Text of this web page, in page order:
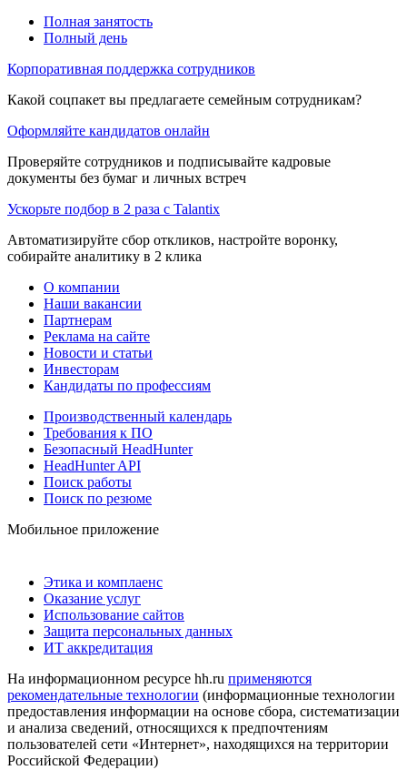
Полная занятость
Полный день
Корпоративная поддержка сотрудников
Какой соцпакет вы предлагаете семейным сотрудникам?
Оформляйте кандидатов онлайн
Проверяйте сотрудников и подписывайте кадровые
документы без бумаг и личных встреч
Ускорьте подбор в 2 раза с Talantix
Автоматизируйте сбор откликов, настройте воронку,
собирайте аналитику в 2 клика
О компании
Наши вакансии
Партнерам
Реклама на сайте
Новости и статьи
Инвесторам
Кандидаты по профессиям
Производственный календарь
Требования к ПО
Безопасный HeadHunter
HeadHunter API
Поиск работы
Поиск по резюме
Мобильное приложение
Этика и комплаенс
Оказание услуг
Использование сайтов
Защита персональных данных
ИТ аккредитация
На информационном ресурсе hh.ru применяются
рекомендательные технологии (информационные технологии
предоставления информации на основе сбора, систематизации
и анализа сведений, относящихся к предпочтениям
пользователей сети «Интернет», находящихся на территории
Российской Федерации)